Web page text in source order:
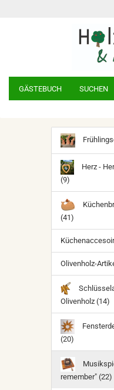
GÄSTEBUCH SUCHEN
Herz -
(9)
(41)
Olivenholz-
Olivenholz (14)
(20)
remember" (22)